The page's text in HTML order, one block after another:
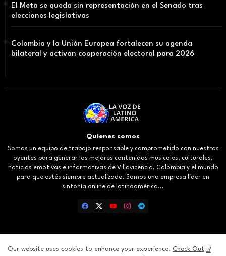
El Meta se queda sin representación en el Senado tras
elecciones legislativas
Colombia y la Unión Europea fortalecen su agenda
bilateral y activan cooperación electoral para 2026
Quienes somos
Somos un equipo de trabajo responsable y comprometido con nuestros
oyentes para generar los mejores contenidos musicales, culturales,
noticias emotivas e informativas de Villavicencio, Colombia y el mundo
para que estés siempre actualizado. Somos una empresa líder en
sintonía online de latinoamérica...
Inicio About Contact us Privacy Policy
Our website uses cookies to enhance your experience. Check Out